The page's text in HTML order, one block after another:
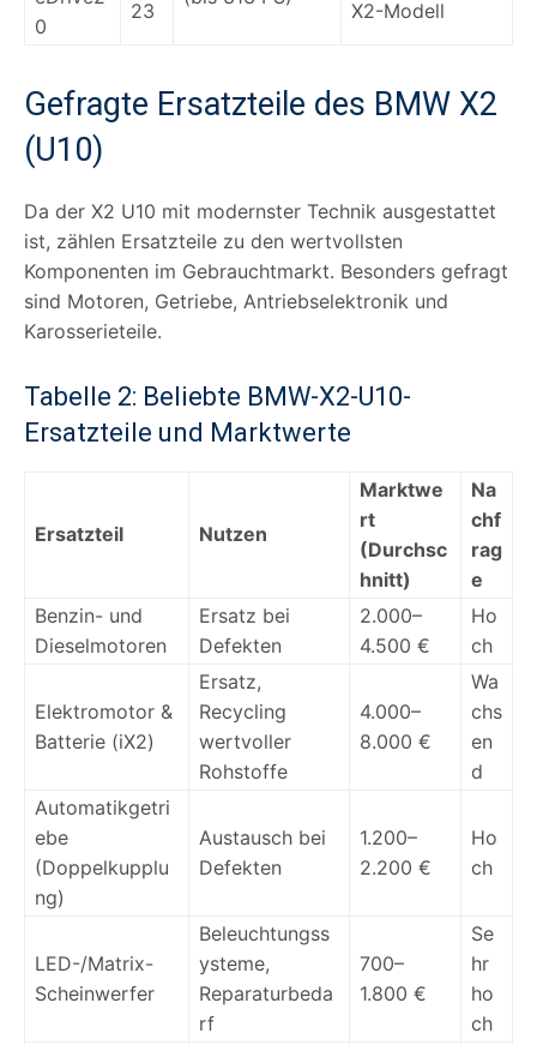
0
23 X2-Modell
Gefragte Ersatzteile des BMW X2
(U10)
Da der X2 U10 mit modernster Technik ausgestattet
ist, zählen Ersatzteile zu den wertvollsten
Komponenten im Gebrauchtmarkt. Besonders gefragt
sind Motoren, Getriebe, Antriebselektronik und
Karosserieteile.
Tabelle 2: Beliebte BMW-X2-U10-
Ersatzteile und Marktwerte
Ersatzteil Nutzen
Marktwe
rt
(Durchsc
hnitt)
Na
chf
rag
e
Benzin- und
Dieselmotoren
Ersatz bei
Defekten
2.000–
4.500 €
Ho
ch
Elektromotor &
Batterie (iX2)
Ersatz,
Recycling
wertvoller
Rohstoffe
4.000–
8.000 €
Wa
chs
en
d
Automatikgetri
ebe
(Doppelkupplu
ng)
Austausch bei
Defekten
1.200–
2.200 €
Ho
ch
LED-/Matrix-
Scheinwerfer
Beleuchtungss
ysteme,
Reparaturbeda
rf
700–
1.800 €
Se
hr
ho
ch